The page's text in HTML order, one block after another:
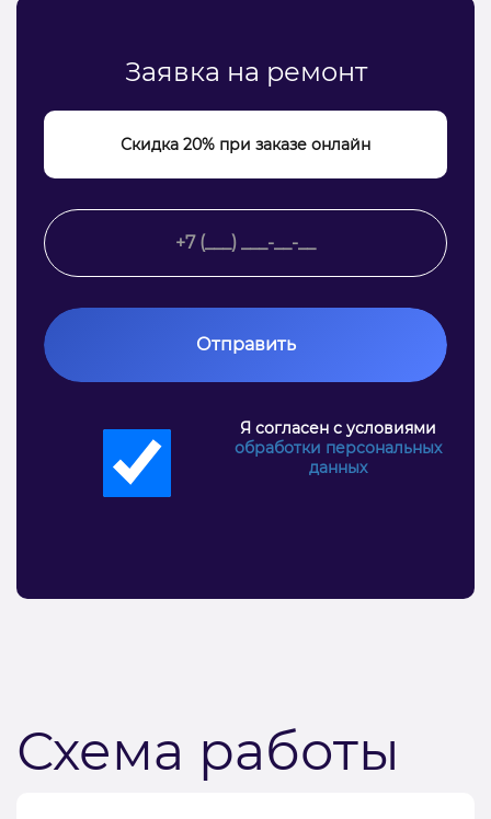
Заявка на ремонт
Скидка 20% при заказе онлайн
Отправить
Я согласен с условиями
обработки персональных
данных
Схема работы